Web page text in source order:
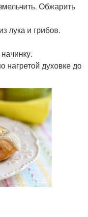
Обжарить
лука и грибов.
нагретой духовке до